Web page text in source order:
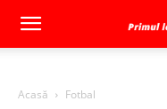
Acasă Fotbal